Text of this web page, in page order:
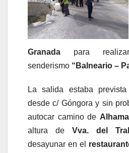
Granada para
senderismo “Balneario –
La salida estaba
desde c/ Góngora y sin
autocar camino de
altura de Vva. del
desayunar en el